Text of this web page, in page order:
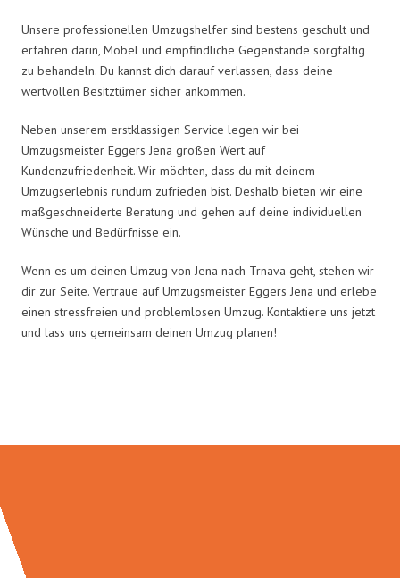
Unsere professionellen Umzugshelfer sind bestens geschult und
erfahren darin, Möbel und empfindliche Gegenstände sorgfältig
zu behandeln. Du kannst dich darauf verlassen, dass deine
wertvollen Besitztümer sicher ankommen.
Neben unserem erstklassigen Service legen wir bei
Umzugsmeister Eggers Jena großen Wert auf
Kundenzufriedenheit. Wir möchten, dass du mit deinem
Umzugserlebnis rundum zufrieden bist. Deshalb bieten wir eine
maßgeschneiderte Beratung und gehen auf deine individuellen
Wünsche und Bedürfnisse ein.
Wenn es um deinen Umzug von Jena nach Trnava geht, stehen wir
dir zur Seite. Vertraue auf Umzugsmeister Eggers Jena und erlebe
einen stressfreien und problemlosen Umzug. Kontaktiere uns jetzt
und lass uns gemeinsam deinen Umzug planen!